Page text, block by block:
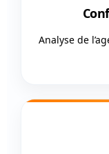
Analyse de